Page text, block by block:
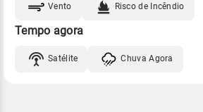
Vento Risco de Incêndio
Tempo agora
Satélite Chuva Agora